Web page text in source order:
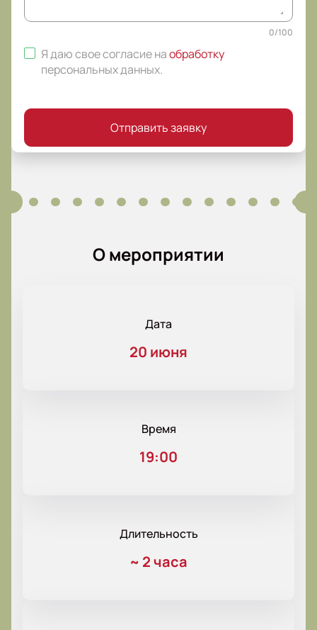
0/100
Я даю свое согласие наобработку
персональных данных.
Отправить заявку
О мероприятии
Дата
20 июня
Время
19:00
Длительность
~ 2 часа